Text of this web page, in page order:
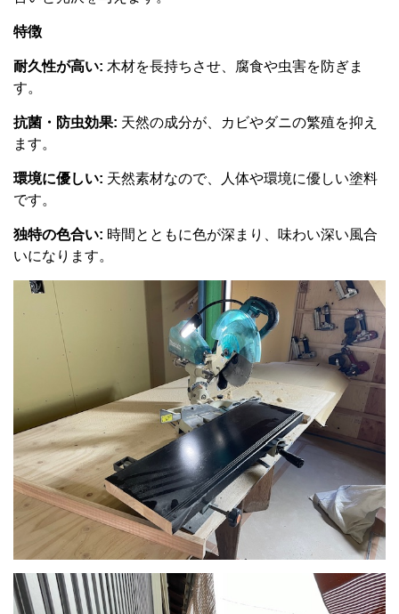
特徴
耐久性が高い: 木材を長持ちさせ、腐食や虫害を防ぎま
す。
抗菌・防虫効果: 天然の成分が、カビやダニの繁殖を抑え
ます。
環境に優しい: 天然素材なので、人体や環境に優しい塗料
です。
独特の色合い: 時間とともに色が深まり、味わい深い風合
いになります。